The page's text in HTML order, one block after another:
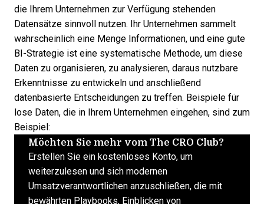
die Ihrem Unternehmen zur Verfügung stehenden
Datensätze sinnvoll nutzen. Ihr Unternehmen sammelt
wahrscheinlich eine Menge Informationen, und eine gute
BI-Strategie ist eine systematische Methode, um diese
Daten zu organisieren, zu analysieren, daraus nutzbare
Erkenntnisse zu entwickeln und anschließend
datenbasierte Entscheidungen zu treffen. Beispiele für
lose Daten, die in Ihrem Unternehmen eingehen, sind zum
Beispiel:
Möchten Sie mehr vom The CRO Club?
Erstellen Sie ein kostenloses Konto, um
weiterzulesen und sich modernen
Umsatzverantwortlichen anzuschließen, die mit
bewährten Playbooks, Einblicken von